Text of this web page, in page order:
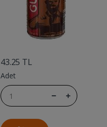
43.25 TL
Adet